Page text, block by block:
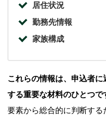
居住状況
勤務先情報
家族構成
これらの情報は、申込者
する重要な材料のひとつで
要素から総合的に判断す